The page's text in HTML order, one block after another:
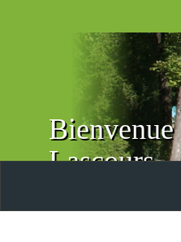
Lascours